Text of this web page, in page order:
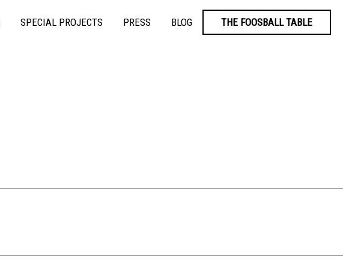
SPECIAL PROJECTS PRESS BLOG THE FOOSBALL TABLE